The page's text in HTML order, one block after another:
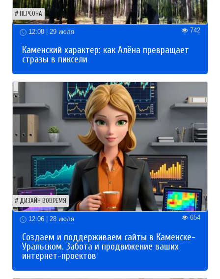
ПЕРСОНА
12:08 | 29 июля 742
Каменский характер: как Алёна превращает
стразы в пиксели
ДИЗАЙН ВОВРЕМЯ
12:06 | 28 июля 654
Создаем и поддерживаем сайты в Каменске-
Уральском. Забота и продвижение ваших
интернет-проектов